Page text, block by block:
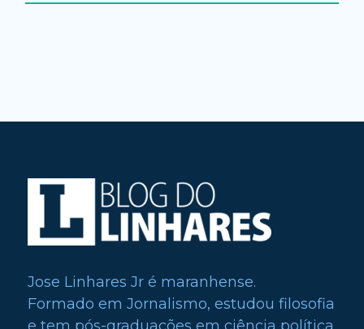
Jose Linhares Jr é maranhense.
Formado em Jornalismo, estudou filosofia